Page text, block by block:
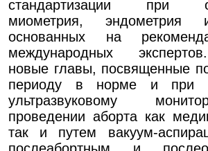
стандартизации при
миометрия, эндометрия
основанных на
международных
новые главы, посвященные
периоду в норме и при
ультразвуковому
проведении аборта как
так и путем вакуум-